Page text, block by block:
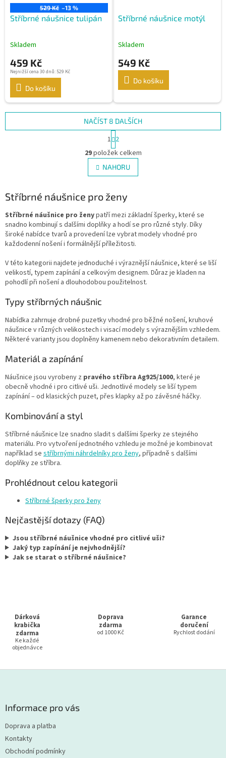
529 Kč –13 %
Stříbrné náušnice tulipán
Skladem
459 Kč
Nejnižší cena 30 dnů: 529 Kč
Do košíku
Stříbrné náušnice motýl
Skladem
549 Kč
Do košíku
O
v
l
á
a
í
p
r
v
y
v
ý
u
NAČÍST 8 DALŠÍCH
t
r
á
n
k
v
á
n
í
1 2
29položek celkem
NAHORU
Stříbrné náušnice pro ženy
Stříbrné náušnice pro ženypatří mezi základní šperky, které se
snadno kombinují s dalšími doplňky a hodí se pro různé styly. Díky
široké nabídce tvarů a provedení lze vybrat modely vhodné pro
každodenní nošení i formálnější příležitosti.
V této kategorii najdete jednoduché i výraznější náušnice, které se liší
velikostí, typem zapínání a celkovým designem. Důraz je kladen na
pohodlí při nošení a dlouhodobou použitelnost.
Typy stříbrných náušnic
Nabídka zahrnuje drobné puzetky vhodné pro běžné nošení, kruhové
náušnice v různých velikostech i visací modely s výraznějším vzhledem.
Některé varianty jsou doplněny kamenem nebo dekorativním detailem.
Materiál a zapínání
Náušnice jsou vyrobeny z pravého stříbra Ag925/1000, které je
obecně vhodné i pro citlivé uši. Jednotlivé modely se liší typem
zapínání – od klasických puzet, přes klapky až po závěsné háčky.
Kombinování a styl
Stříbrné náušnice lze snadno sladit s dalšími šperky ze stejného
materiálu. Pro vytvoření jednotného vzhledu je možné je kombinovat
například se stříbrnými náhrdelníky pro ženy, případně s dalšími
doplňky ze stříbra.
Prohlédnout celou kategorii
Stříbrné šperky pro ženy
Nejčastější dotazy (FAQ)
Jsou stříbrné náušnice vhodné pro citlivé uši?
Jaký typ zapínání je nejvhodnější?
Jak se starat o stříbrné náušnice?
Dárková
krabička
zdarma
Ke každé
objednávce
Doprava
zdarma
od 1000 Kč
Garance
doručení
Rychlost dodání
Informace pro vás
Doprava a platba
Kontakty
Obchodní podmínky